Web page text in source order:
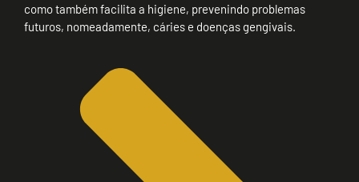
como também facilita a higiene, prevenindo problemas
futuros, nomeadamente, cáries e doenças gengivais.